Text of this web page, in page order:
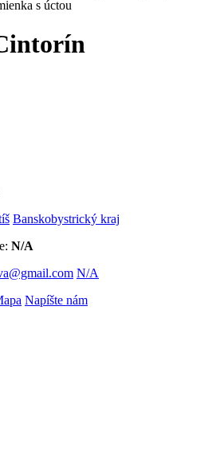
Banskobystrický kraj
N/A
N/A
Napíšte nám